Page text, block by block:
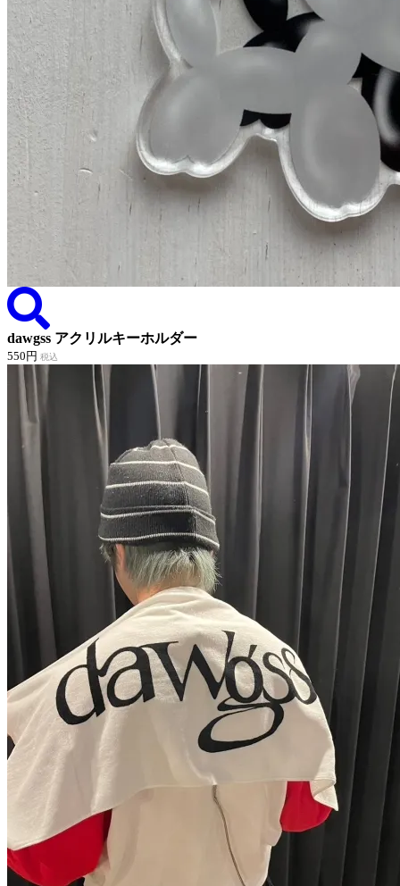
dawgss アクリルキーホルダー
550円 税込